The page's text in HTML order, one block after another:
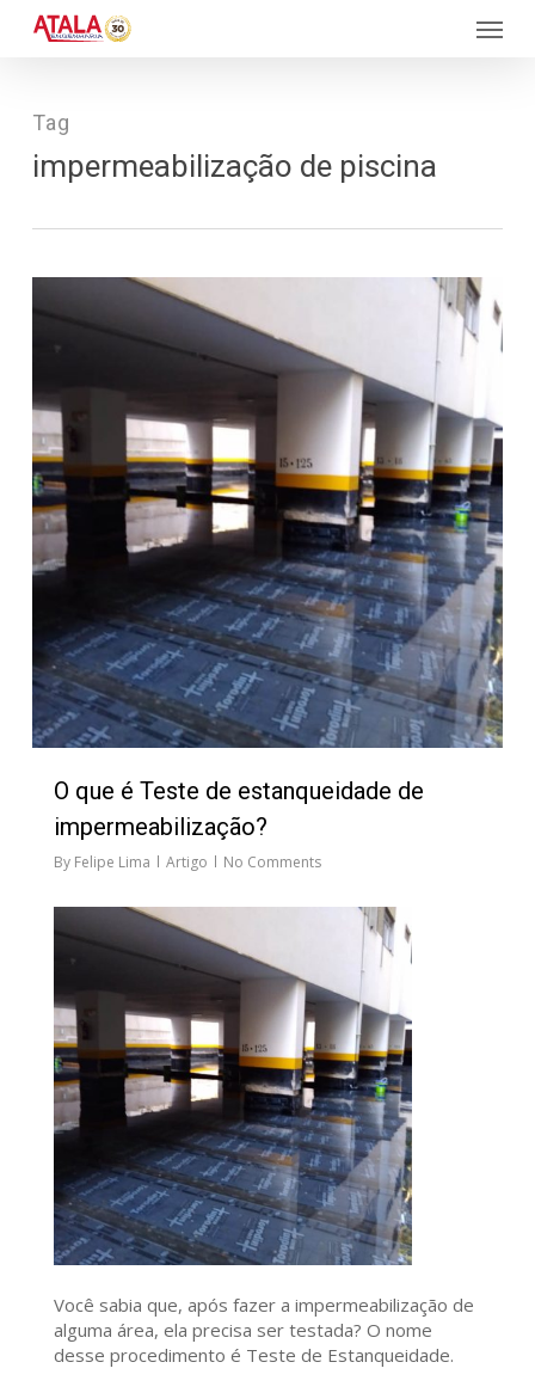
Menu
Tag
impermeabilização de piscina
O que é Teste de estanqueidade de
impermeabilização?
By Felipe Lima Artigo No Comments
Você sabia que, após fazer a impermeabilização de
alguma área, ela precisa ser testada? O nome
desse procedimento é Teste de Estanqueidade.